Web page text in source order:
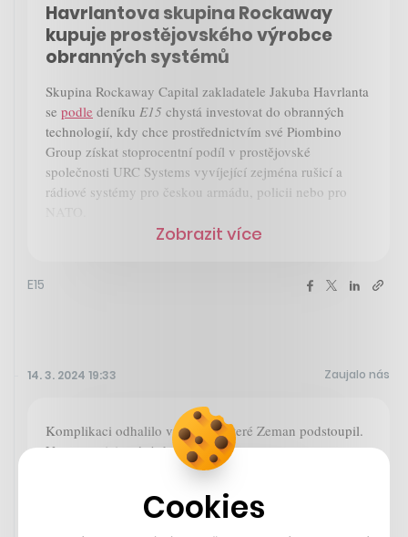
Havrlantova skupina Rockaway
kupuje prostějovského výrobce
obranných systémů
Skupina Rockaway Capital zakladatele Jakuba Havrlanta
se podle deníku E15 chystá investovat do obranných
technologií, kdy chce prostřednictvím své Piombino
Group získat stoprocentní podíl v prostějovské
společnosti URC Systems vyvíjející zejména rušicí a
rádiové systémy pro českou armádu, policii nebo pro
Zobrazit více
E15
14. 3. 2024 19:33 Zaujalo nás
Komplikaci odhalilo vyšetření, které Zeman podstoupil.
V nemocnici stráví zhruba týden.
Seznam ZprávyCookies